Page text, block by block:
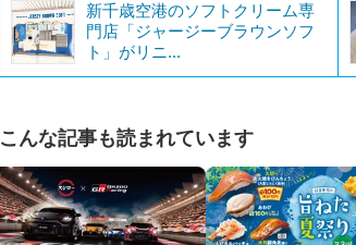
新千歳空港のソフトクリーム専
門店「ジャージーブラウンソフ
ト」がリニ...
こんな記事も読まれています